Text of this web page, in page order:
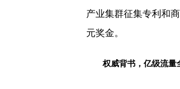
产业集群征集专利和
元奖金。
权威背书 ， 亿级流量